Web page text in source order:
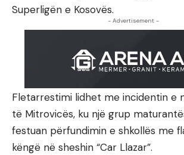
Superligën e Kosovës.
- Advertisement -
Fletarrestimi lidhet me incidentin e
të Mitrovicës, ku një grup
festuan përfundimin e shkollës me
këngë në sheshin “Car Llazar”.